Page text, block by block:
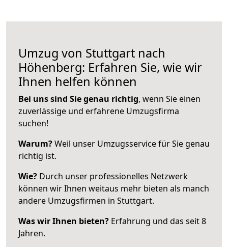
Umzug von Stuttgart nach
Höhenberg: Erfahren Sie, wie wir
Ihnen helfen können
Bei uns sind Sie genau richtig, wenn Sie einen
zuverlässige und erfahrene Umzugsfirma
suchen!
Warum?Weil unser Umzugsservice für Sie genau
richtig ist.
Wie? Durch unser professionelles Netzwerk
können wir Ihnen weitaus mehr bieten als manch
andere Umzugsfirmen in Stuttgart.
Was wir Ihnen bieten? Erfahrung und das seit 8
Jahren.